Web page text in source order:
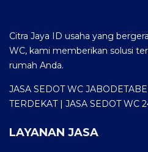
Citra Jaya ID usaha yang
WC, kami memberikan solusi
rumah Anda.
JASA SEDOT WC
TERDEKAT | JASA SEDOT WC
LAYANAN JASA